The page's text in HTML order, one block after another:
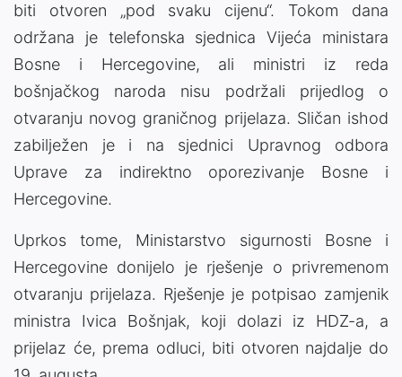
biti otvoren „pod svaku cijenu“. Tokom dana
održana je telefonska sjednica Vijeća ministara
Bosne i Hercegovine, ali ministri iz reda
bošnjačkog naroda nisu podržali prijedlog o
otvaranju novog graničnog prijelaza. Sličan ishod
zabilježen je i na sjednici Upravnog odbora
Uprave za indirektno oporezivanje Bosne i
Hercegovine.
Uprkos tome, Ministarstvo sigurnosti Bosne i
Hercegovine donijelo je rješenje o privremenom
otvaranju prijelaza. Rješenje je potpisao zamjenik
ministra Ivica Bošnjak, koji dolazi iz HDZ-a, a
prijelaz će, prema odluci, biti otvoren najdalje do